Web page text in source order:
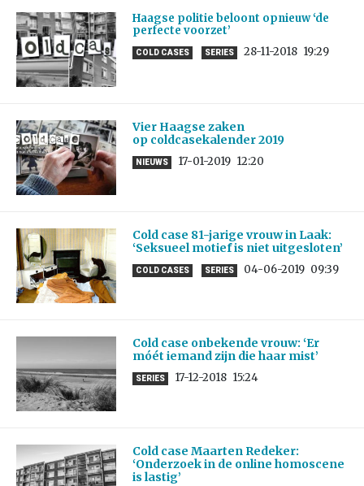
Haagse politie beloont opnieuw ‘de
perfecte voorzet’
COLD CASES SERIES 28-11-2018 19:29
Vier Haagse zaken
op coldcasekalender 2019
NIEUWS 17-01-2019 12:20
Cold case 81-jarige vrouw in Laak:
‘Seksueel motief is niet uitgesloten’
COLD CASES SERIES 04-06-2019 09:39
Cold case onbekende vrouw: ‘Er
móét iemand zijn die haar mist’
SERIES 17-12-2018 15:24
Cold case Maarten Redeker:
‘Onderzoek in de online homoscene
is lastig’